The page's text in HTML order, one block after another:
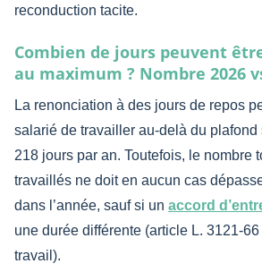
reconduction tacite.
Combien de jours peuvent
au maximum ? Nombre 2026
La renonciation à des jours de repos
salarié de travailler au-delà du plafond
218 jours par an. Toutefois, le nombre
travaillés ne doit en aucun cas
dans l’année, sauf si un accord
une durée différente (article L. 3121-
travail).